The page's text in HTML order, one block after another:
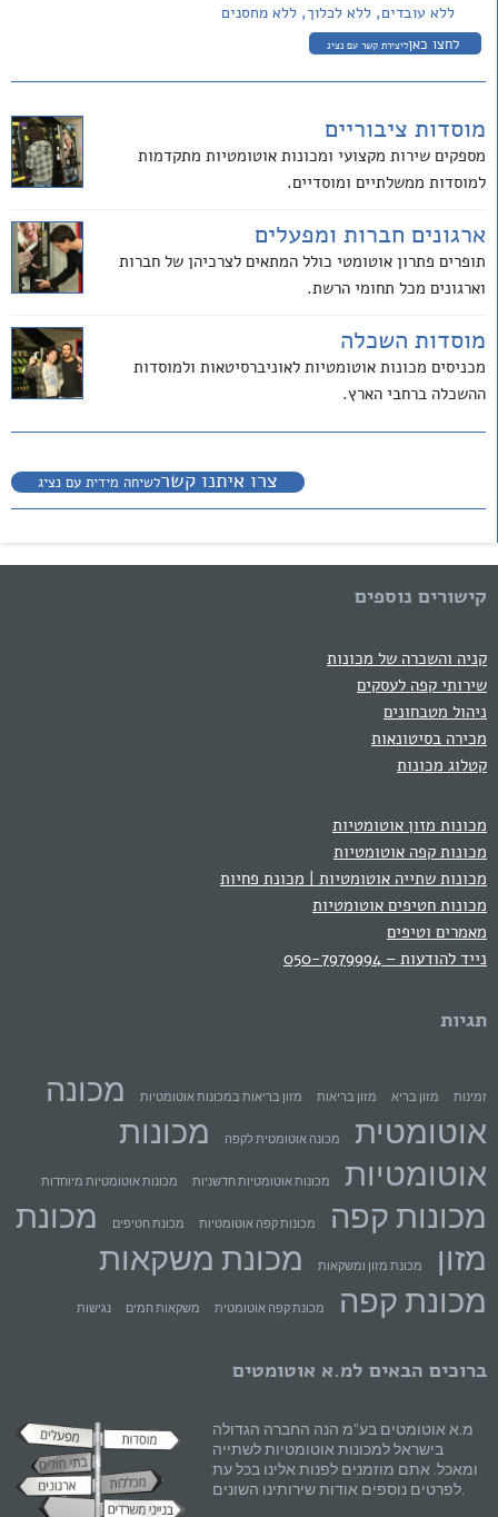
ללא עובדים, ללא לכלוך, ללא מחסנים
לחצו כאןליצירת קשר עם נציג
מוסדות ציבוריים
מספקים שירות מקצועי ומכונות אוטומטיות מתקדמות
למוסדות ממשלתיים ומוסדיים.
ארגונים חברות ומפעלים
תופרים פתרון אוטומטי כולל המתאים לצרכיהן של חברות
וארגונים מכל תחומי הרשת.
מוסדות השכלה
מכניסים מכונות אוטומטיות לאוניברסיטאות ולמוסדות
ההשכלה ברחבי הארץ.
צרו איתנו קשרלשיחה מידית עם נציג
קישורים נוספים
קניה והשכרה של מכונות
שירותי קפה לעסקים
ניהול מטבחונים
מכירה בסיטונאות
קטלוג מכונות
מכונות מזון אוטומטיות
מכונות קפה אוטומטיות
מכונות שתייה אוטומטיות | מכונת פחיות
מכונות חטיפים אוטומטיות
מאמרים וטיפים
נייד להודעות – 050-7979994
תגיות
זמינות מזון בריא מזון בריאות מזון בריאות במכונות אוטומטיות
מכונה
אוטומטית
מכונה אוטומטית לקפה
מכונות
אוטומטיות
מכונות אוטומטיות חדשניות מכונות אוטומטיות מיוחדות
מכונות קפה מכונות קפה אוטומטיות מכונת חטיפים
מכונת
מזון
מכונת מזון ומשקאות
מכונת משקאות
מכונת קפה
מכונת קפה אוטומטית משקאות חמים נגישות
ברוכים הבאים למ.א אוטומטים
מ.א אוטומטים בע"מ הנה החברה הגדולה
בישראל למכונות אוטומטיות לשתייה
ומאכל. אתם מוזמנים לפנות אלינו בכל עת
לפרטים נוספים אודות שירותינו השונים.